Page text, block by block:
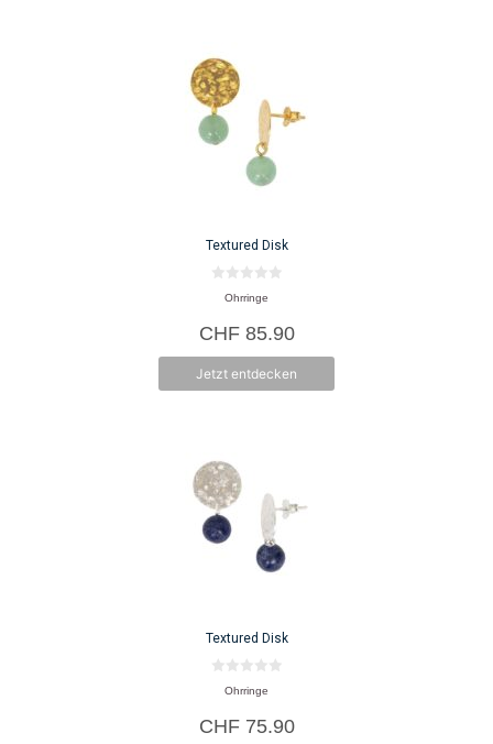
Textured Disk
n
5
Ohrringe
CHF85.90
Jetzt entdecken
Textured Disk
n
5
Ohrringe
CHF75.90